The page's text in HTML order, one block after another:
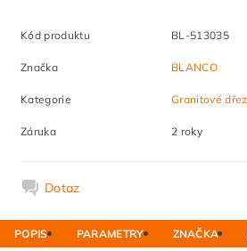
Kód produktu BL-513035
Značka BLANCO
Kategorie Granitové
Záruka 2 roky
Dotaz
POPIS PARAMETRY ZNAČKA